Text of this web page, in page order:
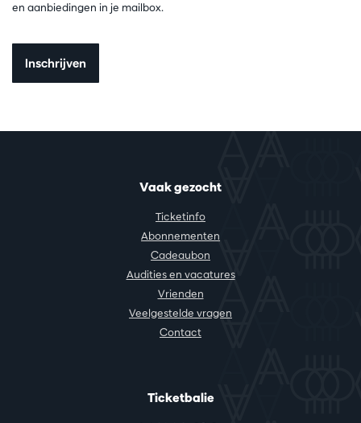
en aanbiedingen in je mailbox.
Inschrijven
Vaak gezocht
Ticketinfo
Abonnementen
Cadeaubon
Audities en vacatures
Vrienden
Veelgestelde vragen
Contact
Ticketbalie